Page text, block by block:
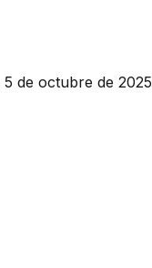
5 de octubre de 2025